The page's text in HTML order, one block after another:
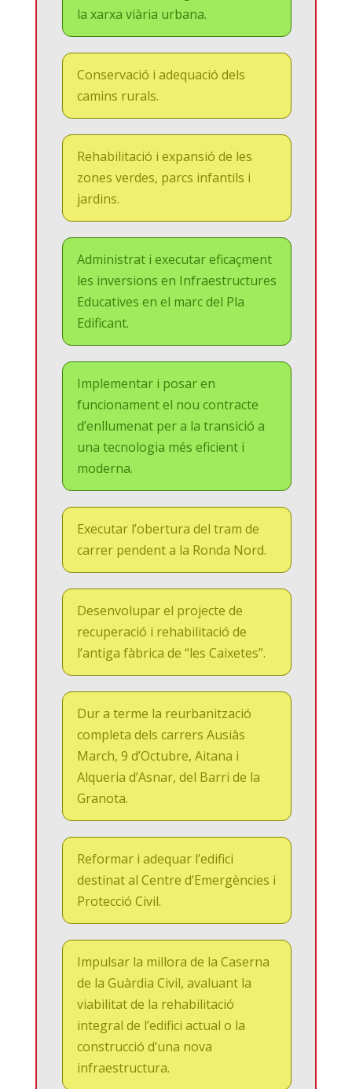
la xarxa viària urbana.
Conservació i adequació dels
camins rurals.
Rehabilitació i expansió de les
zones verdes, parcs infantils i
jardins.
Administrat i executar eficaçment
les inversions en Infraestructures
Educatives en el marc del Pla
Edificant.
Implementar i posar en
funcionament el nou contracte
d’enllumenat per a la transició a
una tecnologia més eficient i
moderna.
Executar l’obertura del tram de
carrer pendent a la Ronda Nord.
Desenvolupar el projecte de
recuperació i rehabilitació de
l’antiga fàbrica de “les Caixetes”.
Dur a terme la reurbanització
completa dels carrers Ausiàs
March, 9 d’Octubre, Aitana i
Alqueria d’Asnar, del Barri de la
Granota.
Reformar i adequar l’edifici
destinat al Centre d’Emergències i
Protecció Civil.
Impulsar la millora de la Caserna
de la Guàrdia Civil, avaluant la
viabilitat de la rehabilitació
integral de l’edifici actual o la
construcció d’una nova
infraestructura.